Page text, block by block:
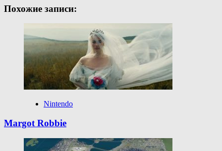
Похожие записи:
Nintendo
Margot Robbie